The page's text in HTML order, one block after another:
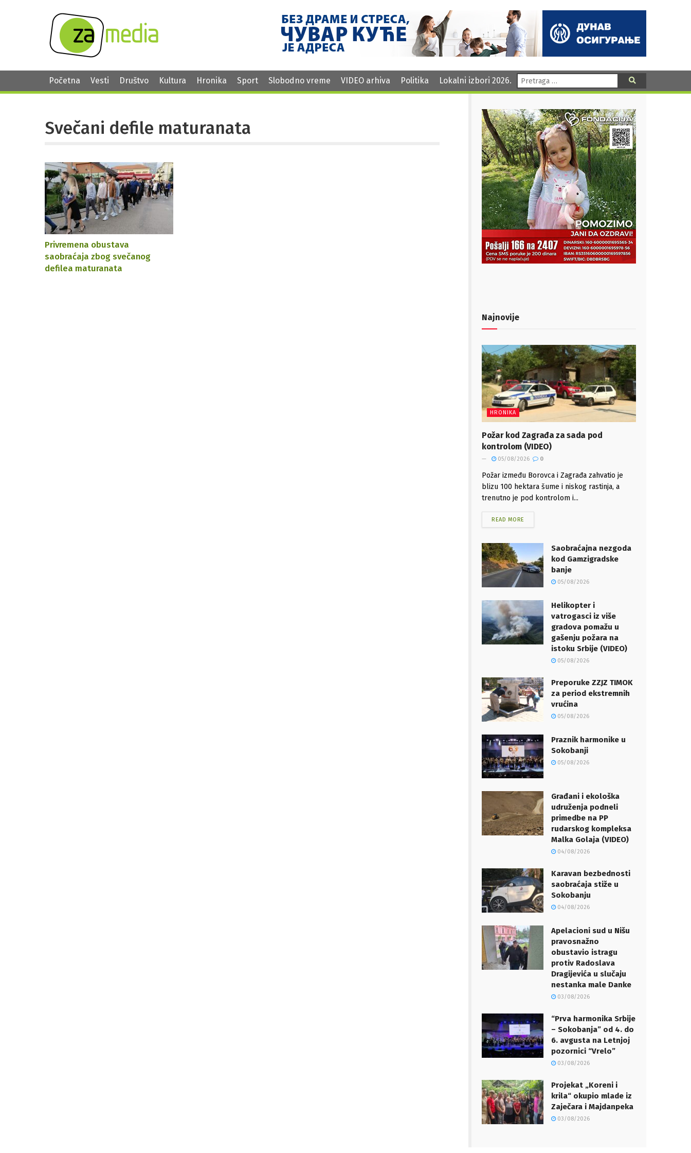
Početna Vesti Društvo Kultura Hronika Sport Slobodno vreme VIDEO arhiva Politika Lokalni izbori 2026. Pretraga:
Svečani defile maturanata
Privremena obustava
saobraćaja zbog svečanog
defilea maturanata
Najnovije
HRONIKA
Požar kod Zagrađa za sada pod
kontrolom (VIDEO)
05/08/2026 0
Požar između Borovca i Zagrađa zahvatio je
blizu 100 hektara šume i niskog rastinja, a
trenutno je pod kontrolom i...
READ MORE
Saobraćajna nezgoda
kod Gamzigradske
banje
05/08/2026
Helikopter i
vatrogasci iz više
gradova pomažu u
gašenju požara na
istoku Srbije (VIDEO)
05/08/2026
Preporuke ZZJZ TIMOK
za period ekstremnih
vrućina
05/08/2026
Praznik harmonike u
Sokobanji
05/08/2026
Građani i ekološka
udruženja podneli
primedbe na PP
rudarskog kompleksa
Malka Golaja (VIDEO)
04/08/2026
Karavan bezbednosti
saobraćaja stiže u
Sokobanju
04/08/2026
Apelacioni sud u Nišu
pravosnažno
obustavio istragu
protiv Radoslava
Dragijevića u slučaju
nestanka male Danke
03/08/2026
“Prva harmonika Srbije
– Sokobanja” od 4. do
6. avgusta na Letnjoj
pozornici “Vrelo”
03/08/2026
Projekat „Koreni i
krila“ okupio mlade iz
Zaječara i Majdanpeka
03/08/2026